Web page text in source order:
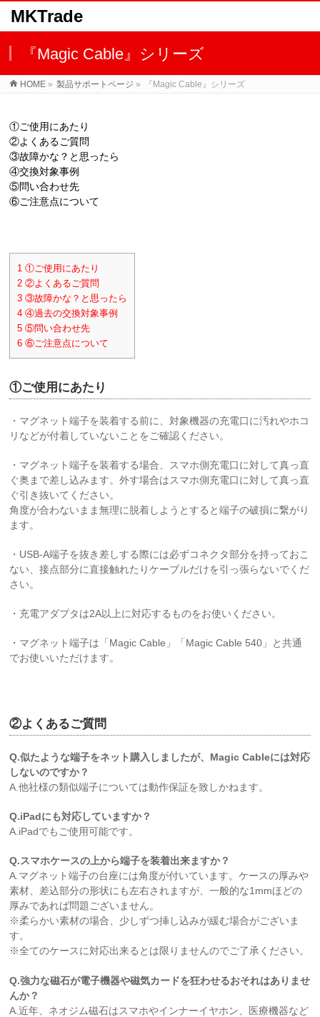
MKTrade
『Magic Cable』シリーズ
HOME » 製品サポートページ » 『Magic Cable』シリーズ
①ご使用にあたり
②よくあるご質問
③故障かな？と思ったら
④交換対象事例
⑤問い合わせ先
⑥ご注意点について
1 ①ご使用にあたり
2 ②よくあるご質問
3 ③故障かな？と思ったら
4 ④過去の交換対象事例
5 ⑤問い合わせ先
6 ⑥ご注意点について
①ご使用にあたり
・マグネット端子を装着する前に、対象機器の充電口に汚れやホコ
リなどが付着していないことをご確認ください。
・マグネット端子を装着する場合、スマホ側充電口に対して真っ直
ぐ奥まで差し込みます。外す場合はスマホ側充電口に対して真っ直
ぐ引き抜いてください。
角度が合わないまま無理に脱着しようとすると端子の破損に繋がり
ます。
・USB-A端子を抜き差しする際には必ずコネクタ部分を持っておこ
ない、接点部分に直接触れたりケーブルだけを引っ張らないでくだ
さい。
・充電アダプタは2A以上に対応するものをお使いください。
・マグネット端子は「Magic Cable」「Magic Cable 540」と共通
でお使いいただけます。
②よくあるご質問
Q.似たような端子をネット購入しましたが、Magic Cableには対応
しないのですか？
A.他社様の類似端子については動作保証を致しかねます。
Q.iPadにも対応していますか？
A.iPadでもご使用可能です。
Q.スマホケースの上から端子を装着出来ますか？
A.マグネット端子の台座には角度が付いています。ケースの厚みや
素材、差込部分の形状にも左右されますが、一般的な1mmほどの
厚みであれば問題ございません。
※柔らかい素材の場合、少しずつ挿し込みが緩む場合がございま
す。
※全てのケースに対応出来るとは限りませんのでご了承ください。
Q.強力な磁石が電子機器や磁気カードを狂わせるおそれはありませ
んか？
A.近年、ネオジム磁石はスマホやインナーイヤホン、医療機器など